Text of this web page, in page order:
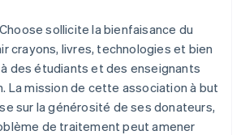
sollicite la bienfaisance du
crayons, livres, technologies et bien
des étudiants et des enseignants
La mission de cette association à but
sur la générosité de ses donateurs,
de traitement peut amener